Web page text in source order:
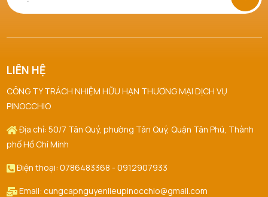
LIÊN HỆ
CÔNG TY TRÁCH NHIỆM HỮU HẠN THƯƠNG MẠI DỊCH VỤ
PINOCCHIO
Địa chỉ: 50/7 Tân Quý, phường Tân Quý, Quận Tân Phú, Thành
phố Hồ Chí Minh
Điện thoại: 0786483368 - 0912907933
Email: cungcapnguyenlieupinocchio@gmail.com